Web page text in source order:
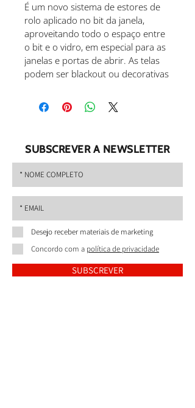
É um novo sistema de estores de
rolo aplicado no bit da janela,
aproveitando todo o espaço entre
o bit e o vidro, em especial para as
janelas e portas de abrir. As telas
podem ser blackout ou decorativas
SUBSCREVER A NEWSLETTER
Desejo receber materiais de marketing
Concordo com a política de privacidade
SUBSCREVER